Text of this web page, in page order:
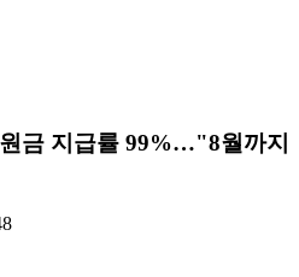
금 지급률 99%…"8월까지